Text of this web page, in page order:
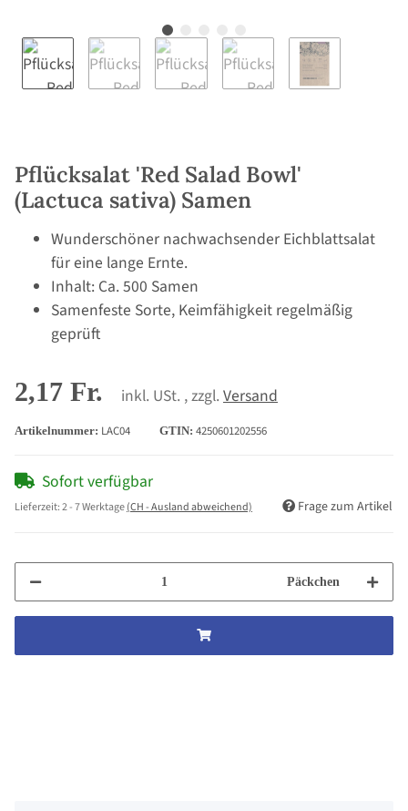
Pflücksalat 'Red Salad Bowl'
(Lactuca sativa) Samen
Wunderschöner nachwachsender Eichblattsalat
für eine lange Ernte.
Inhalt: Ca. 500 Samen
Samenfeste Sorte, Keimfähigkeit regelmäßig
geprüft
2,17 Fr. inkl. USt. , zzgl. Versand
Artikelnummer: LAC04 GTIN: 4250601202556
Sofort verfügbar
Lieferzeit:2 - 7 Werktage(CH - Ausland abweichend) Frage zum Artikel
Päckchen